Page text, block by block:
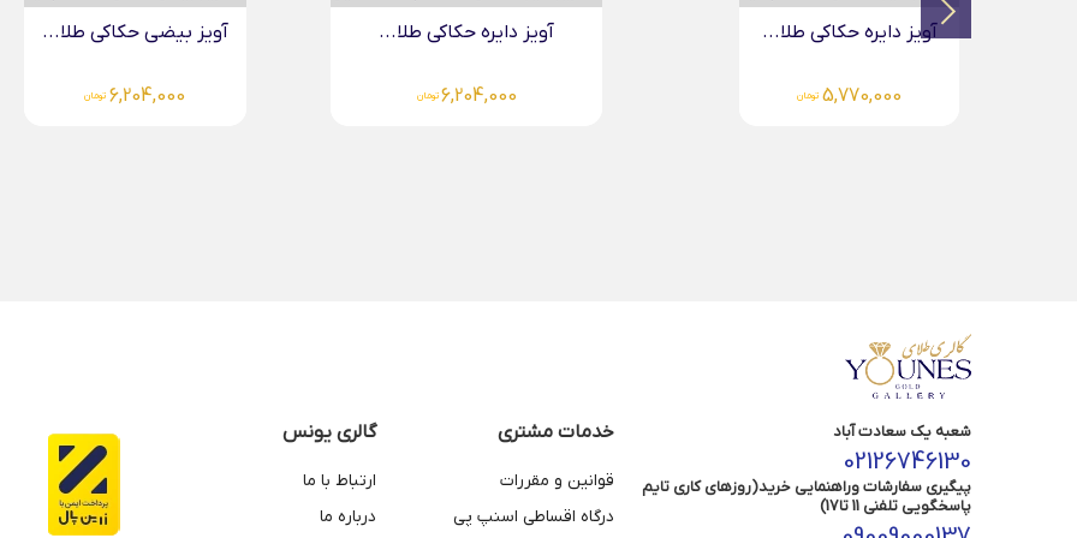
آویز دایره حکاکی طلا...
6,204,000
آویز بیضی حکاکی طلا...
6,204,000 تومان
آویز دایره حکاکی طلا...
5,770,000 تومان
شعبه یک سعادت آباد
02126746130
پیگیری سفارشات وراهنمایی خرید(روزهای کاری تایم
پاسخگویی تلفنی 11 تا17)
خدمات مشتری
قوانین و مقررات
درگاه اقساطی اسنپ پی
گالری یونس
ارتباط با ما
درباره ما